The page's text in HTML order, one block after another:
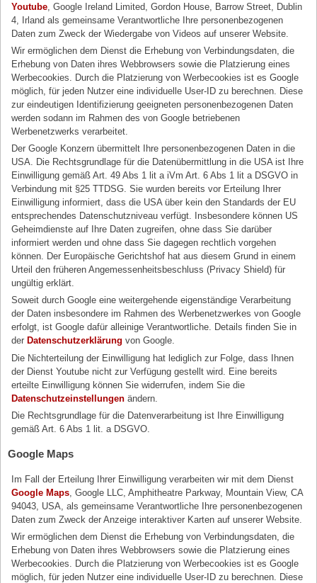
Youtube, Google Ireland Limited, Gordon House, Barrow Street, Dublin
4, Irland als gemeinsame Verantwortliche Ihre personenbezogenen
Daten zum Zweck der Wiedergabe von Videos auf unserer Website.
Wir ermöglichen dem Dienst die Erhebung von Verbindungsdaten, die
Erhebung von Daten ihres Webbrowsers sowie die Platzierung eines
Werbecookies. Durch die Platzierung von Werbecookies ist es Google
möglich, für jeden Nutzer eine individuelle User-ID zu berechnen. Diese
zur eindeutigen Identifizierung geeigneten personenbezogenen Daten
werden sodann im Rahmen des von Google betriebenen
Werbenetzwerks verarbeitet.
Der Google Konzern übermittelt Ihre personenbezogenen Daten in die
USA. Die Rechtsgrundlage für die Datenübermittlung in die USA ist Ihre
Einwilligung gemäß Art. 49 Abs 1 lit a iVm Art. 6 Abs 1 lit a DSGVO in
Verbindung mit §25 TTDSG. Sie wurden bereits vor Erteilung Ihrer
Einwilligung informiert, dass die USA über kein den Standards der EU
entsprechendes Datenschutzniveau verfügt. Insbesondere können US
Geheimdienste auf Ihre Daten zugreifen, ohne dass Sie darüber
informiert werden und ohne dass Sie dagegen rechtlich vorgehen
können. Der Europäische Gerichtshof hat aus diesem Grund in einem
Urteil den früheren Angemessenheitsbeschluss (Privacy Shield) für
ungültig erklärt.
Soweit durch Google eine weitergehende eigenständige Verarbeitung
der Daten insbesondere im Rahmen des Werbenetzwerkes von Google
erfolgt, ist Google dafür alleinige Verantwortliche. Details finden Sie in
der Datenschutzerklärung von Google.
Die Nichterteilung der Einwilligung hat lediglich zur Folge, dass Ihnen
der Dienst Youtube nicht zur Verfügung gestellt wird. Eine bereits
erteilte Einwilligung können Sie widerrufen, indem Sie die
Datenschutzeinstellungen ändern.
Die Rechtsgrundlage für die Datenverarbeitung ist Ihre Einwilligung
gemäß Art. 6 Abs 1 lit. a DSGVO.
Google Maps
Im Fall der Erteilung Ihrer Einwilligung verarbeiten wir mit dem Dienst
Google Maps , Google LLC, Amphitheatre Parkway, Mountain View, CA
94043, USA, als gemeinsame Verantwortliche Ihre personenbezogenen
Daten zum Zweck der Anzeige interaktiver Karten auf unserer Website.
Wir ermöglichen dem Dienst die Erhebung von Verbindungsdaten, die
Erhebung von Daten ihres Webbrowsers sowie die Platzierung eines
Werbecookies. Durch die Platzierung von Werbecookies ist es Google
möglich, für jeden Nutzer eine individuelle User-ID zu berechnen. Diese